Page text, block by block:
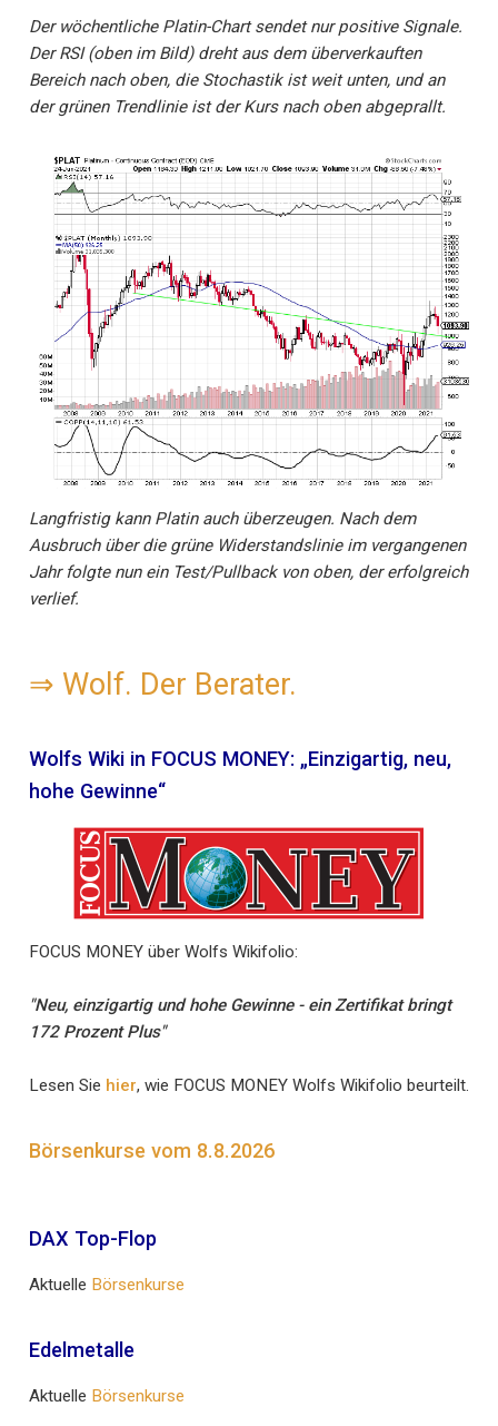
Der wöchentliche Platin-Chart sendet nur positive Signale.
Der RSI (oben im Bild) dreht aus dem überverkauften
Bereich nach oben, die Stochastik ist weit unten, und an
der grünen Trendlinie ist der Kurs nach oben abgeprallt.
Langfristig kann Platin auch überzeugen. Nach dem
Ausbruch über die grüne Widerstandslinie im vergangenen
Jahr folgte nun ein Test/Pullback von oben, der erfolgreich
verlief.
⇒ Wolf. Der Berater.
Wolfs Wiki in FOCUS MONEY: „Einzigartig, neu,
hohe Gewinne“
FOCUS MONEY über Wolfs Wikifolio:
"Neu, einzigartig und hohe Gewinne - ein Zertifikat bringt
172 Prozent Plus"
Lesen Sie hier, wie FOCUS MONEY Wolfs Wikifolio beurteilt.
Börsenkurse vom 8.8.2026
DAX Top-Flop
Aktuelle Börsenkurse
Edelmetalle
Aktuelle Börsenkurse